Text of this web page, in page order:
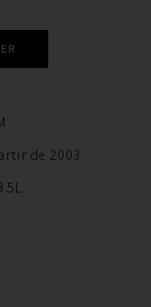
de 2003